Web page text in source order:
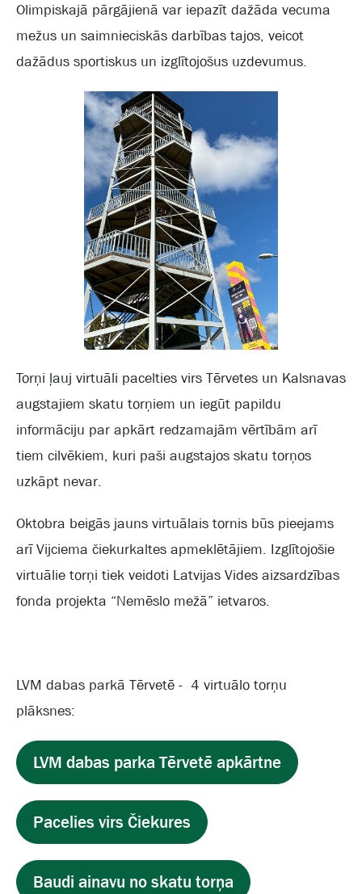
Olimpiskajā pārgājienā var iepazīt dažāda vecuma
mežus un saimnieciskās darbības tajos, veicot
dažādus sportiskus un izglītojošus uzdevumus.
Torņi ļauj virtuāli pacelties virs Tērvetes un Kalsnavas
augstajiem skatu torņiem un iegūt papildu
informāciju par apkārt redzamajām vērtībām arī
tiem cilvēkiem, kuri paši augstajos skatu torņos
uzkāpt nevar.
Oktobra beigās jauns virtuālais tornis būs pieejams
arī Vijciema čiekurkaltes apmeklētājiem. Izglītojošie
virtuālie torņi tiek veidoti Latvijas Vides aizsardzības
fonda projekta “Nemēslo mežā” ietvaros.
LVM dabas parkā Tērvetē - 4 virtuālo torņu
plāksnes:
LVM dabas parka Tērvetē apkārtne
Pacelies virs Čiekures
Baudi ainavu no skatu torņa